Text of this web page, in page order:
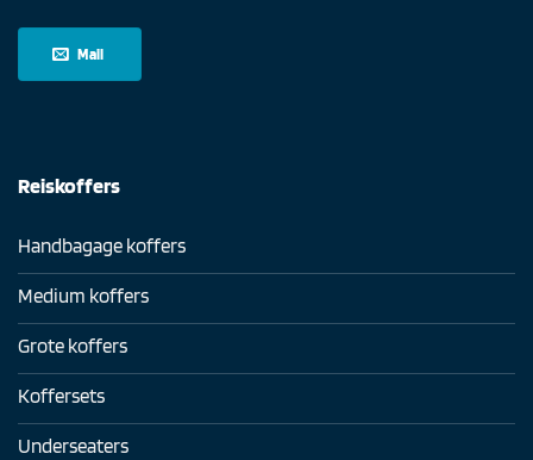
Mail
Reiskoffers
Handbagage koffers
Medium koffers
Grote koffers
Koffersets
Underseaters